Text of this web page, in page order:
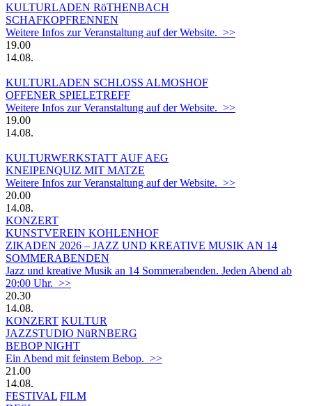
KULTURLADEN RöTHENBACH
SCHAFKOPFRENNEN
Weitere Infos zur Veranstaltung auf der Website. >>
19.00
14.08.
KULTURLADEN SCHLOSS ALMOSHOF
OFFENER SPIELETREFF
Weitere Infos zur Veranstaltung auf der Website. >>
19.00
14.08.
KULTURWERKSTATT AUF AEG
KNEIPENQUIZ MIT MATZE
Weitere Infos zur Veranstaltung auf der Website. >>
20.00
14.08.
KONZERT
KUNSTVEREIN KOHLENHOF
ZIKADEN 2026 – JAZZ UND KREATIVE MUSIK AN 14
SOMMERABENDEN
Jazz und kreative Musik an 14 Sommerabenden. Jeden Abend ab
20:00 Uhr. >>
20.30
14.08.
KONZERT KULTUR
JAZZSTUDIO NüRNBERG
BEBOP NIGHT
Ein Abend mit feinstem Bebop. >>
21.00
14.08.
FESTIVAL FILM